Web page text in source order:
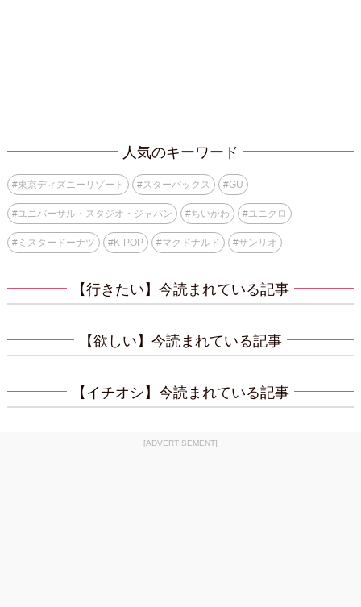
人気のキーワード
#東京ディズニーリゾート #スターバックス #GU
#ユニバーサル・スタジオ・ジャパン #ちいかわ #ユニクロ
#ミスタードーナツ #K-POP #マクドナルド #サンリオ
【行きたい】今読まれている記事
【欲しい】今読まれている記事
【イチオシ】今読まれている記事
[ADVERTISEMENT]